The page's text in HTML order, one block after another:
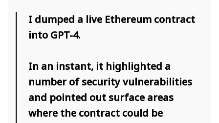
I dumped a live Ethereum contract
into GPT-4.
In an instant, it highlighted a
number of security vulnerabilities
and pointed out surface areas
where the contract could be